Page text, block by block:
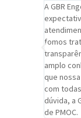
A GBR
fomos
amplo
que
com
dúvida, a
de PMOC.